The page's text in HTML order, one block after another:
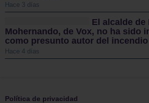
Hace 3 días
El alcalde
Mohernando, de Vox, no ha sido
como presunto autor del
Hace 4 días
Política de privacidad